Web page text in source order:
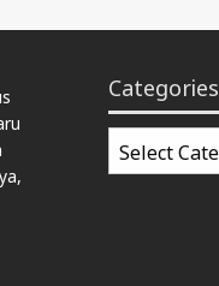
Categories
Categories